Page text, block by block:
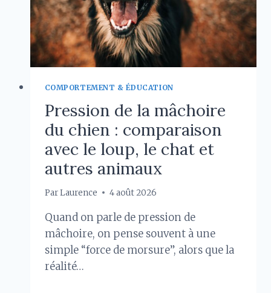
À
CONNAÎTRE
COMPORTEMENT & ÉDUCATION
Pression de la mâchoire
du chien : comparaison
avec le loup, le chat et
autres animaux
Par Laurence 4 août 2026
Quand on parle de pression de
mâchoire, on pense souvent à une
simple “force de morsure”, alors que la
réalité…